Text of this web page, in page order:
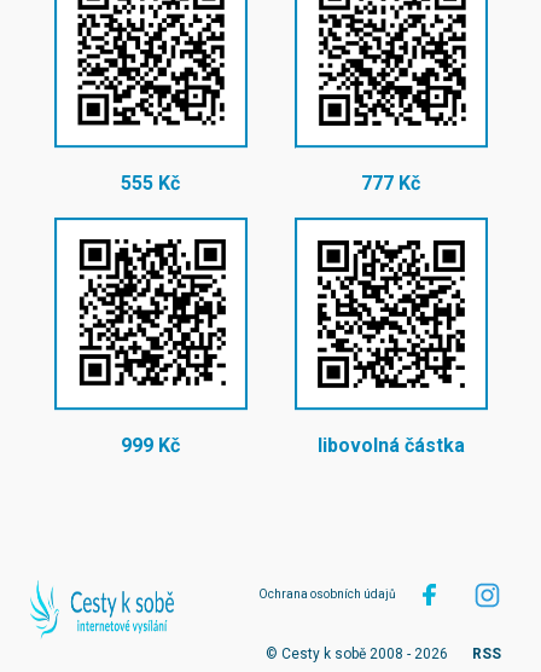
555 Kč 777 Kč
999 Kč libovolná částka
Ochrana osobních údajů
© Cesty k sobě 2008 - 2026 RSS